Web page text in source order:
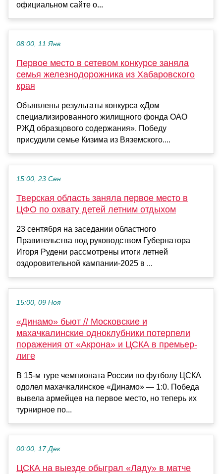
официальном сайте о...
08:00, 11 Янв
Первое место в сетевом конкурсе заняла
семья железнодорожника из Хабаровского
края
Объявлены результаты конкурса «Дом
специализированного жилищного фонда ОАО
РЖД образцового содержания». Победу
присудили семье Кизима из Вяземского....
15:00, 23 Сен
Тверская область заняла первое место в
ЦФО по охвату детей летним отдыхом
23 сентября на заседании областного
Правительства под руководством Губернатора
Игоря Рудени рассмотрены итоги летней
оздоровительной кампании-2025 в ...
15:00, 09 Ноя
«Динамо» бьют // Московские и
махачкалинские одноклубники потерпели
поражения от «Акрона» и ЦСКА в премьер-
лиге
В 15-м туре чемпионата России по футболу ЦСКА
одолел махачкалинское «Динамо» — 1:0. Победа
вывела армейцев на первое место, но теперь их
турнирное по...
00:00, 17 Дек
ЦСКА на выезде обыграл «Ладу» в матче